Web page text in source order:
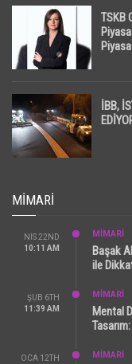
TSKB
İBB,
MIMARI
NIS 22ND
10:11 AM
MİMARİ
Başak
ile
ŞUB 6TH
11:39 AM
MİMARİ
Mental
OCA 12TH
MİMARİ